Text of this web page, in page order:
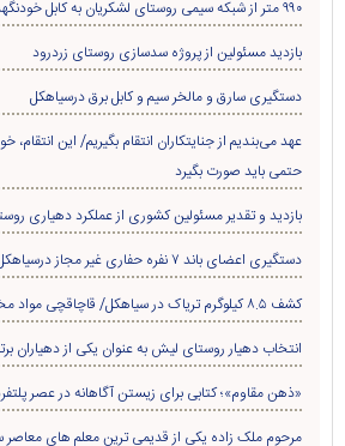
۹۹۰ متر از شبکه سیمی روستای لشکریان به کابل خودنگهدار ارتقاء یافت
بازدید مسئولین از پروژه سدسازی روستای زردرود
دستگیری سارق و مالخر سیم و کابل برق درسیاهکل
عهد می‌بندیم از جنایتکاران انتقام بگیریم/ این
حتمی باید صورت بگیرد
بازدید و تقدیر مسئولین کشوری از عملکرد دهیاری
دستگیری اعضای باند ۷ نفره حفاری غير مجاز درسیاهکل
کشف ۸.۵ کیلوگرم تریاک در سیاهکل/ قاچاقچی مواد مخدر دستگیر شد
انتخاب دهیار روستای لیش به عنوان یکی از دهیاران
«ذهن مقاوم»؛ کتابی برای زیستن آگاهانه در عصر